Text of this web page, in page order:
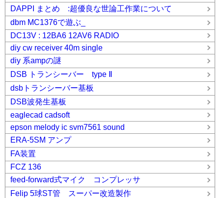
DAPPI まとめ :超優良な世論工作業について
dbm MC1376で遊ぶ_
DC13V : 12BA6 12AV6 RADIO
diy cw receiver 40m single
diy 系ampの謎
DSB トランシーバー type Ⅱ
dsbトランシーバー基板
DSB波発生基板
eaglecad cadsoft
epson melody ic svm7561 sound
ERA-5SM アンプ
FA装置
FCZ 136
feed-forward式マイク コンプレッサ
Felip 5球ST管 スーパー改造製作